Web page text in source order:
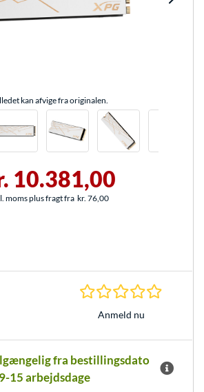
kan afvige fra originalen.
10.381,00
moms plus fragt fra kr. 76,00
Anmeld nu
fra bestillingsdato
15 arbejdsdage